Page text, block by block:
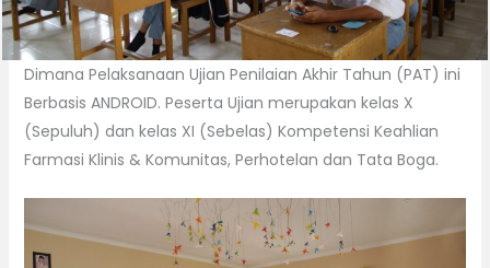
Dimana Pelaksanaan Ujian Penilaian Akhir Tahun (PAT) ini
Berbasis ANDROID. Peserta Ujian merupakan kelas X
(Sepuluh) dan kelas XI (Sebelas) Kompetensi Keahlian
Farmasi Klinis & Komunitas, Perhotelan dan Tata Boga.